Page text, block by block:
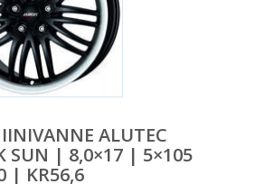
ALUTEC
SUN | 8,0×17 | 5×105
| KR56,6